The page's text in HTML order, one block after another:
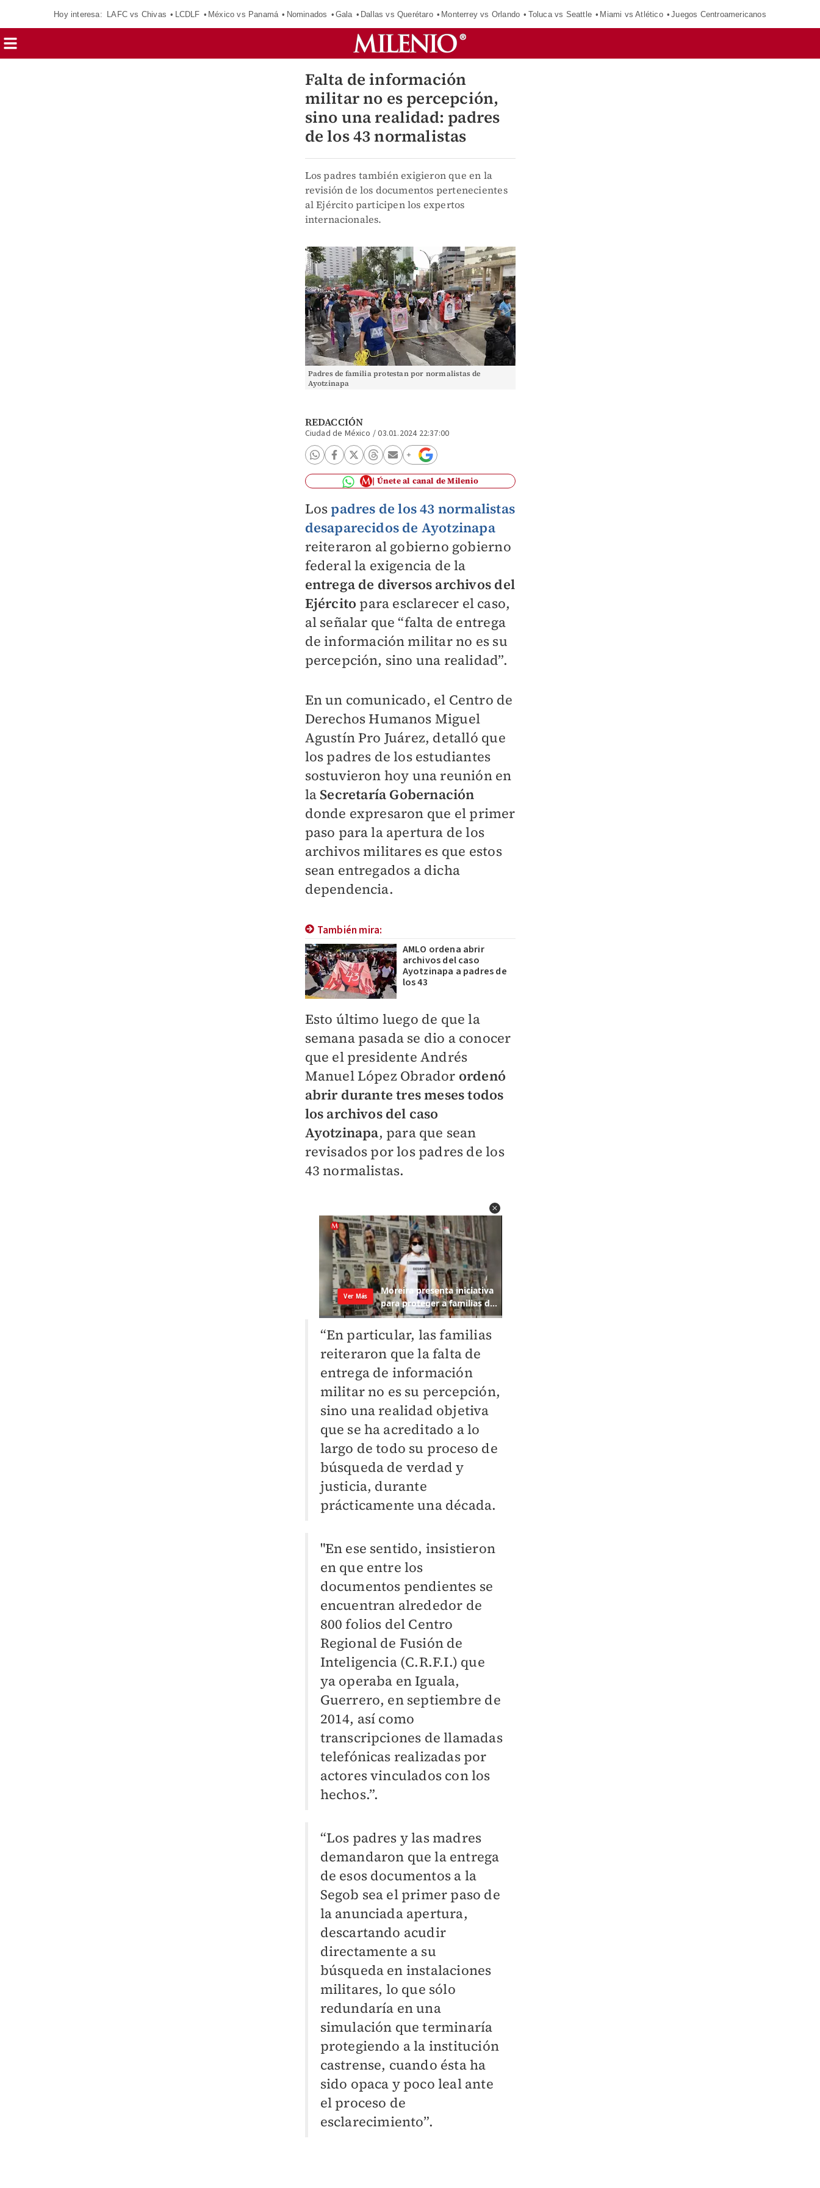
Hoy interesa: LAFC vs Chivas LCDLF México vs Panamá Nominados Gala Dallas vs Querétaro Monterrey vs Orlando Toluca vs Seattle Miami vs Atlético Juegos Centroamericanos
Falta de información
militar no es percepción,
sino una realidad: padres
de los 43 normalistas
Los padres también exigieron que en la
revisión de los documentos pertenecientes
al Ejército participen los expertos
internacionales.
Padres de familia protestan por normalistas de
Ayotzinapa
REDACCIÓN
Ciudad de México /03.01.2024 22:37:00
Únete al canal de Milenio
Lospadres de los 43 normalistas
desaparecidos de Ayotzinapa
reiteraron al gobierno gobierno
federal la exigencia de la
entrega de diversos archivos del
Ejército para esclarecer el caso,
al señalar que “falta de entrega
de información militar no es su
percepción, sino una realidad”.
En un comunicado, el Centro de
Derechos Humanos Miguel
Agustín Pro Juárez, detalló que
los padres de los estudiantes
sostuvieron hoy una reunión en
laSecretaría Gobernación
donde expresaron que el primer
paso para la apertura de los
archivos militares es que estos
sean entregados a dicha
dependencia.
También mira:
AMLO ordena abrir
archivos del caso
Ayotzinapa a padres de
los 43
Esto último luego de que la
semana pasada se dio a conocer
que el presidente Andrés
Manuel López Obrador ordenó
abrir durante tres meses todos
los archivos del caso
Ayotzinapa, para que sean
revisados por los padres de los
43 normalistas.
“En particular, las familias
reiteraron que la falta de
entrega de información
militar no es su percepción,
sino una realidad objetiva
que se ha acreditado a lo
largo de todo su proceso de
búsqueda de verdad y
justicia, durante
prácticamente una década.
"En ese sentido, insistieron
en que entre los
documentos pendientes se
encuentran alrededor de
800 folios del Centro
Regional de Fusión de
Inteligencia (C.R.F.I.) que
ya operaba en Iguala,
Guerrero, en septiembre de
2014, así como
transcripciones de llamadas
telefónicas realizadas por
actores vinculados con los
hechos.”.
“Los padres y las madres
demandaron que la entrega
de esos documentos a la
Segob sea el primer paso de
la anunciada apertura,
descartando acudir
directamente a su
búsqueda en instalaciones
militares, lo que sólo
redundaría en una
simulación que terminaría
protegiendo a la institución
castrense, cuando ésta ha
sido opaca y poco leal ante
el proceso de
esclarecimiento”.